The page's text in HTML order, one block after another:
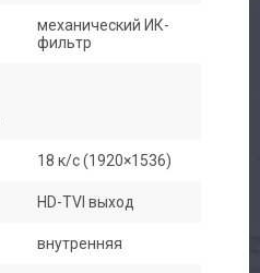
механический ИК-
фильтр
18 к/с (1920×1536)
HD-TVI выход
внутренняя